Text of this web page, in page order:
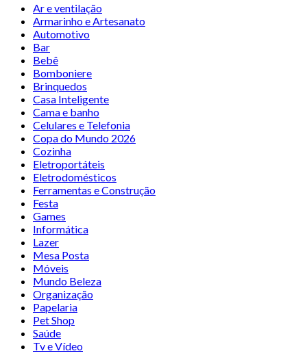
Ar e ventilação
Armarinho e Artesanato
Automotivo
Bar
Bebê
Bomboniere
Brinquedos
Casa Inteligente
Cama e banho
Celulares e Telefonia
Copa do Mundo 2026
Cozinha
Eletroportáteis
Eletrodomésticos
Ferramentas e Construção
Festa
Games
Informática
Lazer
Mesa Posta
Móveis
Mundo Beleza
Organização
Papelaria
Pet Shop
Saúde
Tv e Vídeo